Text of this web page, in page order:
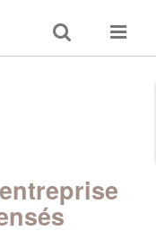
Toggle
search
Toggle